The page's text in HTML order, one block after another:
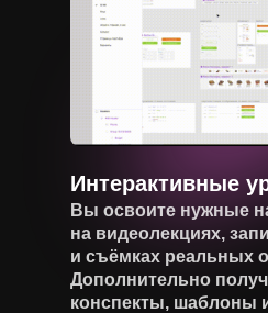
Интерактивные
Вы освоите нужные
на видеолекциях,
и съёмках реальных
Дополнительно
конспекты, шаблоны